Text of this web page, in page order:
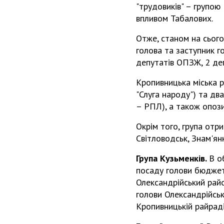
"трудовиків" –
впливом Табалових.
Отже, станом на
голова та заступник
депутатів ОПЗЖ, 2
Кропивницька
"Слуга народу") та
– РПЛ), а також
Окрім того, група
Світловодськ,
Група Кузьменків. В
посаду голови
Олександрійський
голови
Кропивницькій